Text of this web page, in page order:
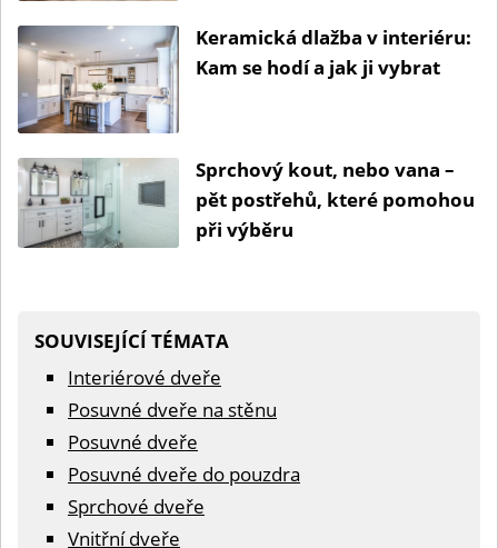
Keramická dlažba v interiéru:
Kam se hodí a jak ji vybrat
Sprchový kout, nebo vana –
pět postřehů, které pomohou
při výběru
SOUVISEJÍCÍ TÉMATA
Interiérové dveře
Posuvné dveře na stěnu
Posuvné dveře
Posuvné dveře do pouzdra
Sprchové dveře
Vnitřní dveře